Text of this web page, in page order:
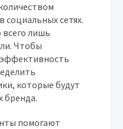
социальных сетях.
всего лишь
Чтобы
которые будут
бренда.
помогают